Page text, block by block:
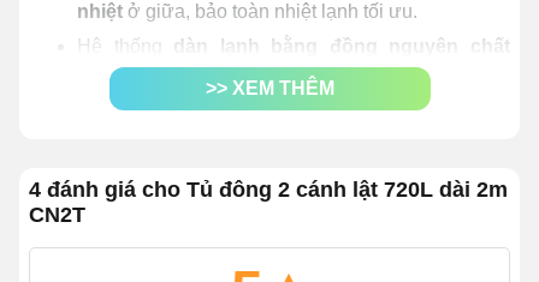
nhiệt ở giữa, bảo toàn nhiệt lạnh tối ưu.
Hệ thống
dàn lạnh bằng đồng nguyên chất
100%
, block nén Wanbao chất lượng cao kết hợp
công nghệ truyền nhiệt trực tiếp
giúp tủ làm mát
Môi chất lạnh được ứng dụng là khígas R290
đảm bảo độ an toàn và thân thiện tối đa.
>> XEM THÊM
4 đánh giá cho Tủ đông 2 cánh lật 720L dài 2m
CN2T